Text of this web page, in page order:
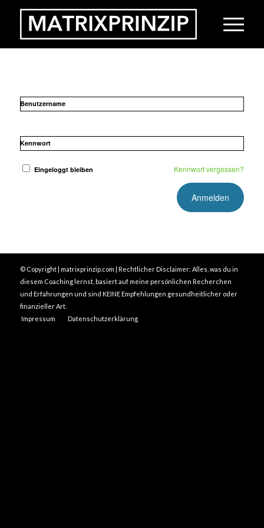
Benutzername
Kennwort
Eingeloggt bleiben Kennwort vergessen?
© Copyright | matrixprinzip.com | Rechtlicher Disclaimer: Alles, was du in
diesem Coaching lernst, basiert auf meine persönlichen Recherchen
und Erfahrungen und sind KEINE Empfehlungen gesundheitlicher oder
finanzieller Art.
Impressum
Datenschutzerklärung